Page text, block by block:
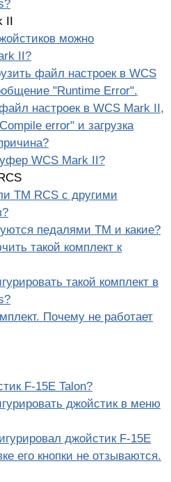
II
можно
II?
файл настроек в WCS
"Runtime Error".
настроек в WCS Mark II,
error" и загрузка
WCS Mark II?
TM RCS с другими
педалями ТМ и какие?
такой комплект к
такой комплект в
Почему не работает
F-15E Talon?
джойстик в меню
джойстик F-15E
его кнопки не отзываются.